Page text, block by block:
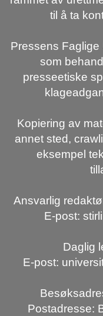
til å ta
Pressens Faglige
som
presseetiske
Kopiering av
annet sted,
eksempel
Ansvarlig
E-post:
Daglig
E-post:
Postadresse: